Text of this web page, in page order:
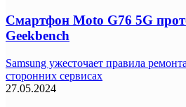
Смартфон Moto G76 5G
Geekbench
Samsung ужесточает правила
сторонних сервисах
27.05.2024